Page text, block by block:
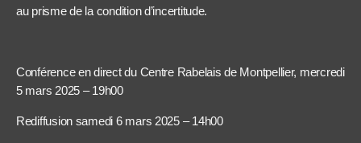
au prisme de la condition d’incertitude.
Conférence en direct du Centre Rabelais de Montpellier, mercredi
5 mars 2025 – 19h00
Rediffusion samedi 6 mars 2025 – 14h00